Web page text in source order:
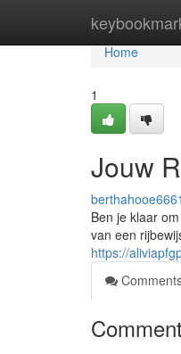
Home
Home
1
Jouw
Ben je klaar
van een
https://